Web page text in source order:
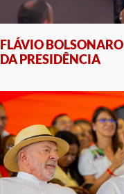
FLÁVIO
DA PRESIDÊNCIA